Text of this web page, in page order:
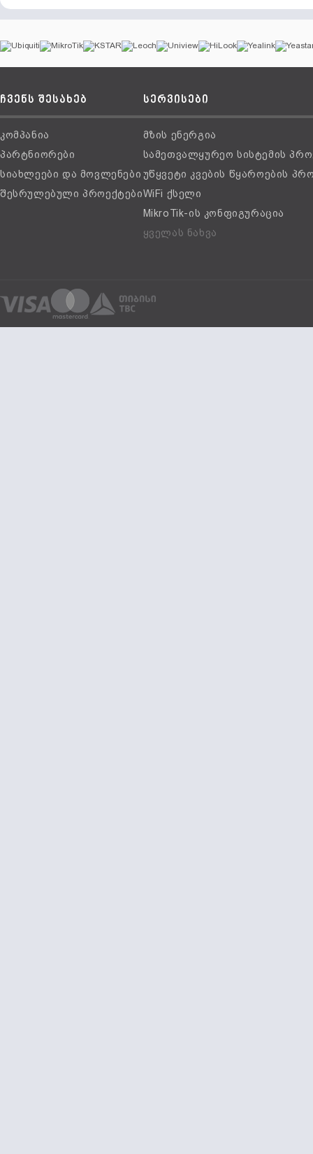
ჩვენს შესახებ
კომპანია
პარტნიორები
სიახლეები და მოვლენები
შესრულებული პროექტები
სერვისები
მზის ენერგია
სამეთვალყურეო სისტემის
უწყვეტი კვების წყაროების
WiFi ქსელი
MikroTik-ის კონფიგურაცია
ყველას ნახვა